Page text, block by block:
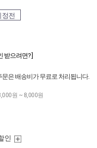
정전
받으려면? ]
은 배송비가 무료로 처리됩니다.
원 ~ 8,000원
인